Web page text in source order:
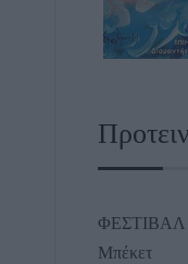
ΦΕΣΤΙΒΑΛ
Μπέκετ